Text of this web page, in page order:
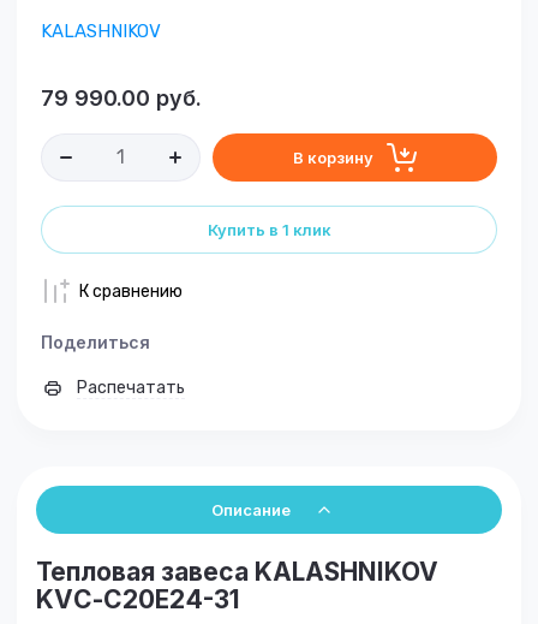
KALASHNIKOV
79 990.00 руб.
В корзину
Купить в 1 клик
К сравнению
Поделиться
Распечатать
Описание
Тепловая завеса KALASHNIKOV
KVС-C20E24-31